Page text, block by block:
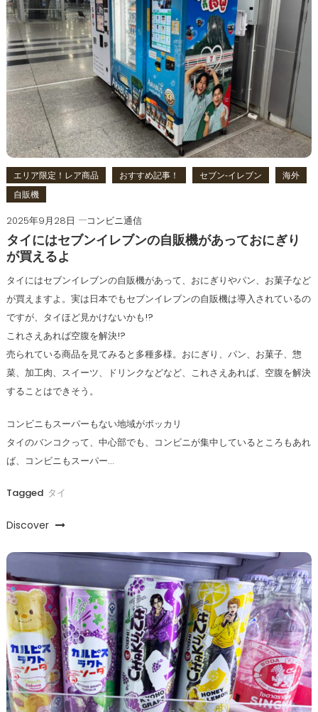
エリア限定！レア商品 おすすめ記事！ セブン‐イレブン
海外
自販機
2025年9月28日
コンビニ通信
タイにはセブンイレブンの自販機があっておにぎり
が買えるよ
タイにはセブンイレブンの自販機があって、おにぎりやパン、お菓子など
が買えますよ。実は日本でもセブンイレブンの自販機は導入されているの
ですが、タイほど見かけないかも!?
これさえあれば空腹を解決!?
売られている商品を見てみると多種多様。おにぎり、パン、お菓子、惣
菜、加工肉、スイーツ、ドリンクなどなど、これさえあれば、空腹を解決
することはできそう。
コンビニもスーパーもない地域がポッカリ
タイのバンコクって、中心部でも、コンビニが集中しているところもあれ
ば、コンビニもスーパー…
Tagged タイ
Discover